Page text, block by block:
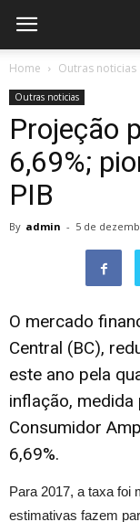
Home Outras noticias
Outras noticias
Projeção
6,69%;
PIB
By admin - 5 de
O mercado
Central (BC),
este ano pela
inflação,
Consumidor
6,69%.
Para 2017, a taxa foi
estimativas fazem